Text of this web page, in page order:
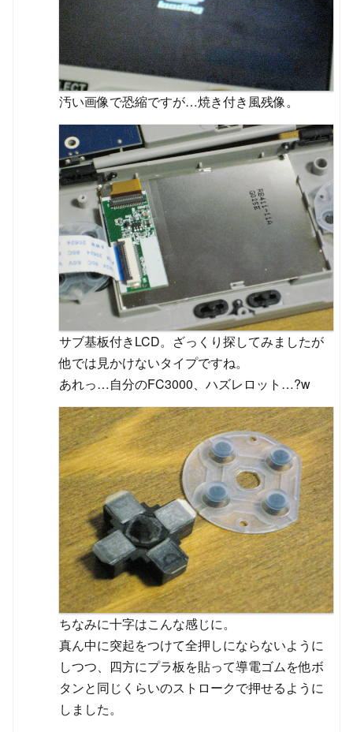
汚い画像で恐縮ですが…焼き付き風残像。
サブ基板付きLCD。ざっくり探してみましたが
他では見かけないタイプですね。
あれっ…自分のFC3000、ハズレロット…?w
ちなみに十字はこんな感じに。
真ん中に突起をつけて全押しにならないように
しつつ、四方にプラ板を貼って導電ゴムを他ボ
タンと同じくらいのストロークで押せるように
しました。